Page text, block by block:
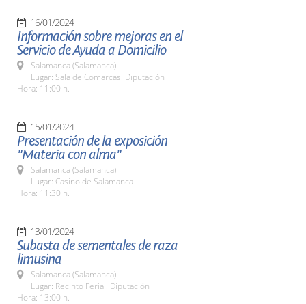
16/01/2024
Información sobre mejoras en el
Servicio de Ayuda a Domicilio
Salamanca (Salamanca)
Lugar: Sala de Comarcas. Diputación
Hora: 11:00 h.
15/01/2024
Presentación de la exposición
"Materia con alma"
Salamanca (Salamanca)
Lugar: Casino de Salamanca
Hora: 11:30 h.
13/01/2024
Subasta de sementales de raza
limusina
Salamanca (Salamanca)
Lugar: Recinto Ferial. Diputación
Hora: 13:00 h.